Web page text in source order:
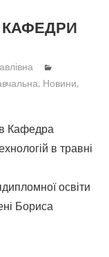
КАФЕДРИ
, Новини,
Кафедра
в травні
освіти
Бориса